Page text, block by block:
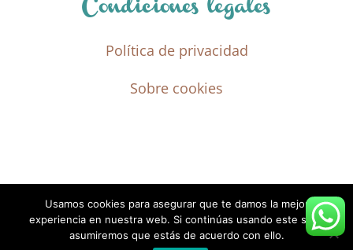
Condiciones legales
Política de privacidad
Sobre cookies
Usamos cookies para asegurar que te damos la mejor
experiencia en nuestra web. Si continúas usando este sitio,
asumiremos que estás de acuerdo con ello.